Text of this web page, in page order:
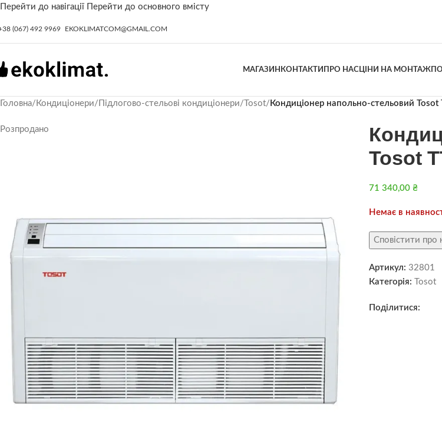
Перейти до навігації Перейти до основного вмісту
(067) 492 9969 EKOKLIMATCOM@GMAIL.COM
МАГАЗИН КОНТАКТИ ПРО НАСЦІНИ НА МОНТАЖ
Головна/ Кондиціонери/ Підлогово-стельові кондиціонери/ Tosot/ Кондиціонер напольно-стельовий
Розпродано
Tosot
71 340,00 ₴
Немає в
Сповістити про
Артикул: 32801
Категорія:
Tosot
Поділитися: